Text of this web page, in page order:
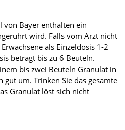
von Bayer enthalten ein
wird. Falls vom Arzt nicht
als Einzeldosis 1-2
beträgt bis zu 6 Beuteln.
bis zwei Beuteln Granulat in
gut um. Trinken Sie das gesamte
Granulat löst sich nicht